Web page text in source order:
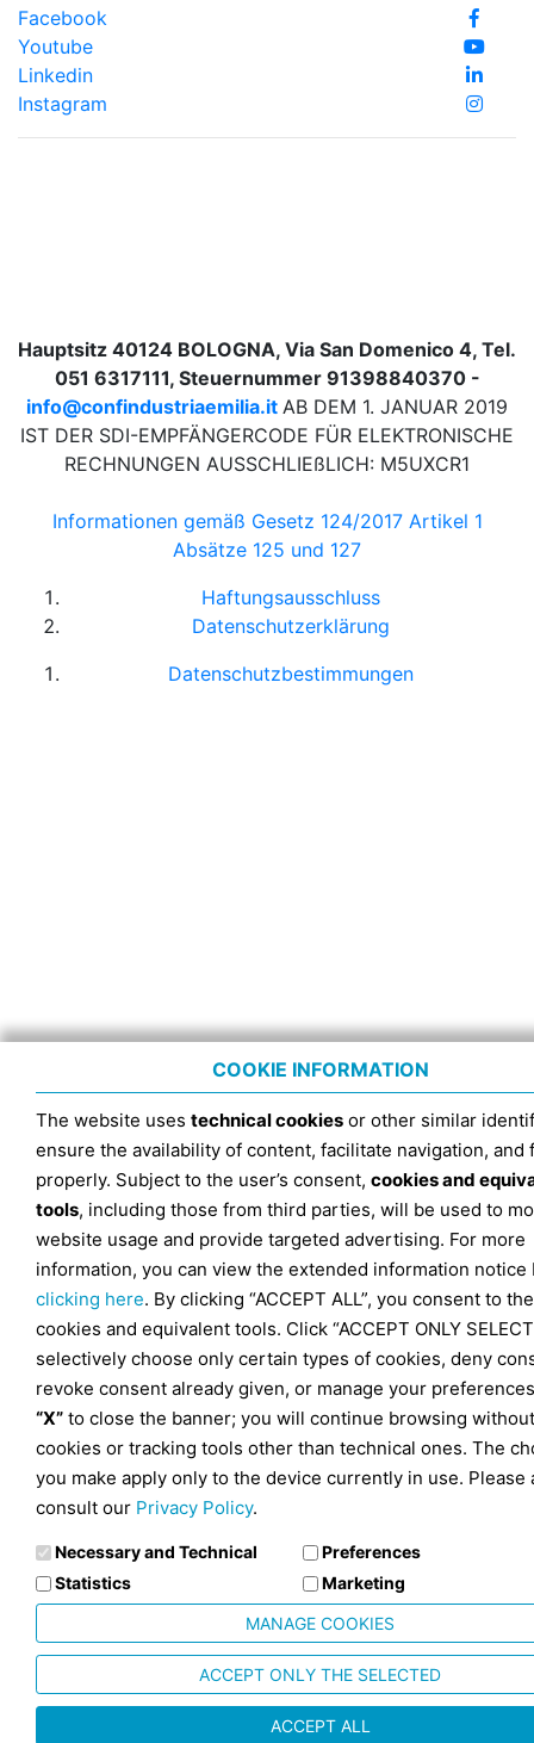
Facebook
Youtube
Linkedin
Instagram
Hauptsitz 40124 BOLOGNA, Via San Domenico 4, Tel.
051 6317111, Steuernummer 91398840370 -
info@confindustriaemilia.it AB DEM 1. JANUAR 2019
IST DER SDI-EMPFÄNGERCODE FÜR ELEKTRONISCHE
RECHNUNGEN AUSSCHLIEßLICH: M5UXCR1
Informationen gemäß Gesetz 124/2017 Artikel 1
Absätze 125 und 127
Haftungsausschluss
Datenschutzerklärung
Datenschutzbestimmungen
COOKIE INFORMATION
The website uses technical cookies or other similar
ensure the availability of content, facilitate navigation, and
properly. Subject to the user’s consent, cookies and
tools, including those from third parties, will be used to
website usage and provide targeted advertising. For more
information, you can view the extended information notice
clicking here. By clicking “ACCEPT ALL”, you consent to
cookies and equivalent tools. Click “ACCEPT ONLY
selectively choose only certain types of cookies, deny
revoke consent already given, or manage your
“X” to close the banner; you will continue browsing without
cookies or tracking tools other than technical ones. The
you make apply only to the device currently in use. Please
consult our Privacy Policy.
Necessary and Technical
Preferences
Statistics
Marketing
MANAGE COOKIES
ACCEPT ONLY THE SELECTED
ACCEPT ALL